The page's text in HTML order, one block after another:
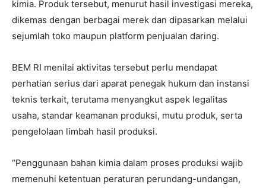
kimia. Produk tersebut, menurut hasil investigasi mereka,
dikemas dengan berbagai merek dan dipasarkan melalui
sejumlah toko maupun platform penjualan daring.
BEM RI menilai aktivitas tersebut perlu mendapat
perhatian serius dari aparat penegak hukum dan instansi
teknis terkait, terutama menyangkut aspek legalitas
usaha, standar keamanan produksi, mutu produk, serta
pengelolaan limbah hasil produksi.
“Penggunaan bahan kimia dalam proses produksi wajib
memenuhi ketentuan peraturan perundang-undangan,